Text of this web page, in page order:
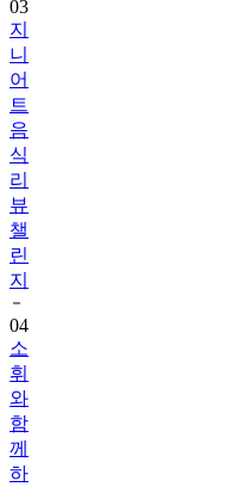
니
어
트
음
식
리
뷰
챌
린
지
04
소
휘
와
함
께
하
는
하